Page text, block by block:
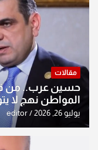
مقالات
حسين عرب.. من
المواطن نهج لا
يوليو 26, 2026 editor